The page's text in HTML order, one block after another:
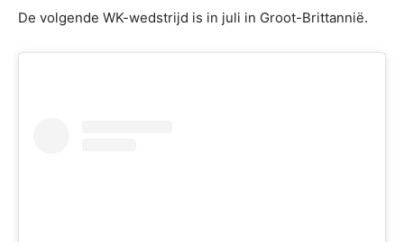
De volgende WK-wedstrijd is in juli in Groot-Brittannië.